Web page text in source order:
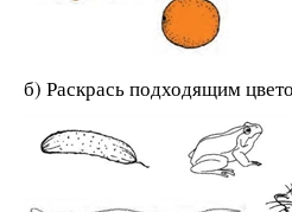
б) Раскрась подходящим